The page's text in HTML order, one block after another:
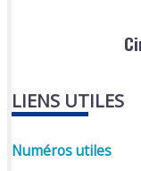
LIENS UTILES
Numéros utiles